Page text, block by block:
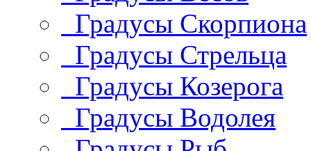
Градусы Скорпиона
Градусы Стрельца
Градусы Козерога
Градусы Водолея